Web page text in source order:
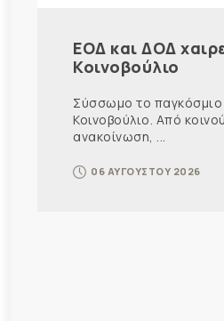
ΕΟΔ και ΔΟΔ
Κοινοβούλιο
Σύσσωμο το παγκόσμιο
Κοινοβούλιο. Από
ανακοίνωση, ...
06 ΑΥΓΟΥΣΤΟΥ 2026